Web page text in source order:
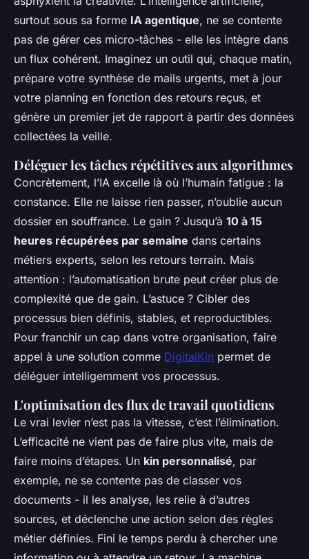
surtout sous sa forme IA agentique, ne se contente
pas de gérer ces micro-tâches - elle les intègre dans
un flux cohérent. Imaginez un outil qui, chaque matin,
prépare votre synthèse de mails urgents, met à jour
votre planning en fonction des retours reçus, et
génère un premier jet de rapport à partir des données
collectées la veille.
Déléguer les tâches répétitives aux algorithmes
Concrètement, l’IA excelle là où l’humain fatigue : la
constance. Elle ne laisse rien passer, n’oublie aucun
dossier en souffrance. Le gain ? Jusqu’à 10 à 15
heures récupérées par semaine dans certains
métiers experts, selon les retours terrain. Mais
attention : l’automatisation brute peut créer plus de
complexité que de gain. L’astuce ? Cibler des
processus bien définis, stables, et reproductibles.
Pour franchir un cap dans votre organisation, faire
appel à une solution comme DigitalKin permet de
déléguer intelligemment vos processus.
L'optimisation des flux de travail quotidiens
Le vrai levier n’est pas la vitesse, c’est l’élimination.
L’efficacité ne vient pas de faire plus vite, mais de
faire moins d’étapes. Un kin personnalisé, par
exemple, ne se contente pas de classer vos
documents - il les analyse, les relie à d’autres
sources, et déclenche une action selon des règles
métier définies. Fini le temps perdu à chercher une